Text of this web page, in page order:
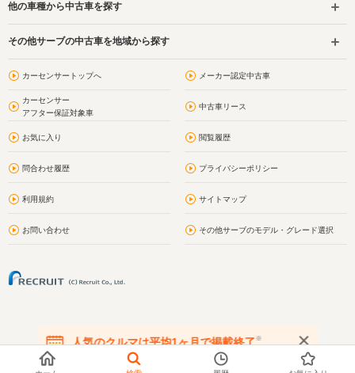
他の車種から中古車を探す
その他サーブの中古車を地域から探す
カーセンサートップへ メーカー認定中古車
カーセンサー
アフター保証対象車
中古車リース
お気に入り 閲覧履歴
問合わせ履歴 プライバシーポリシー
利用規約 サイトマップ
お問い合わせ その他サーブのモデル・グレード選択
人気のクルマは平均1ヶ月で掲載終了※
在庫が無くなる前にお問い合わせください